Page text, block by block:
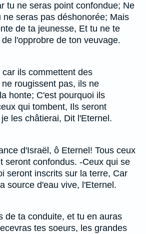
tu ne seras point confondue; Ne
ne seras pas déshonorée; Mais
de ta jeunesse, Et tu ne te
l'opprobre de ton veuvage.
ils commettent des
rougissent pas, ils ne
honte; C'est pourquoi ils
qui tombent, Ils seront
les châtierai, Dit l'Eternel.
d'Israël, ô Eternel! Tous ceux
seront confondus. -Ceux qui se
seront inscrits sur la terre, Car
source d'eau vive, l'Eternel.
de ta conduite, et tu en auras
tes soeurs, les grandes